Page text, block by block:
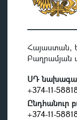
Հայաստան,
Բաղրամյան
ՍԴ
+374-11-
Ընդհանուր
+374-11-